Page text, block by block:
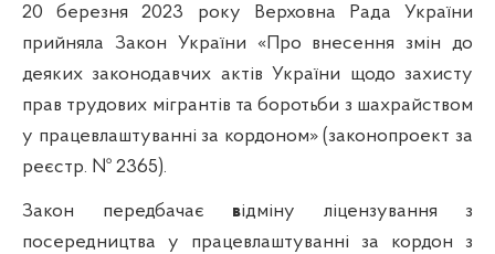
20 березня 2023 року Верховна Рада України
прийняла Закон України «Про внесення змін до
деяких законодавчих актів України щодо захисту
прав трудових мігрантів та боротьби з шахрайством
у працевлаштуванні за кордоном» (законопроект за
реєстр. № 2365).
Закон передбачає відміну ліцензування з
посередництва у працевлаштуванні за кордон з